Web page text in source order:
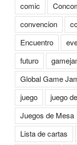
comic
convencion
Encuentro
futuro
Global Game
juego
juego
Juegos de Mesa
Lista de cartas